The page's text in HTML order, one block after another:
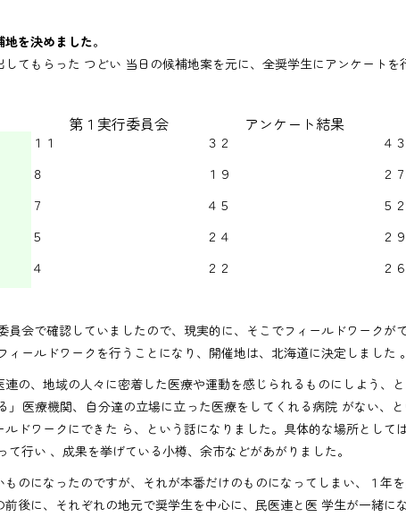
を決めました。
てもらった つどい 当日の候補地案を元に、全奨学生にアンケートを
第１実行委員会 アンケート結果
１１ ３２ ４３
８ １９ ２７
７ ４５ ５２
５ ２４ ２９
４ ２２
２６
会で確認していましたので、現実的に、そこでフィールドワーク
ールドワークを行うことになり、開催地は、北海道に決定しました 。
の、地域の人々に密着した医療や運動を感じられるものにしよう、
医療機関、自分達の立場に立った医療をしてくれる病院 がない、
ドワークにできた ら、という話になりました。具体的な場所とし
行い 、成果を挙げている小樽、余市などがあがりました。
のになったのですが、それが本番だけのものになってしまい、１年
後に、それぞれの地元で奨学生を中心に、民医連と医 学生が一緒